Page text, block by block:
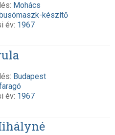
Mohács
busómaszk-készítő
év: 1967
Budapest
év: 1967